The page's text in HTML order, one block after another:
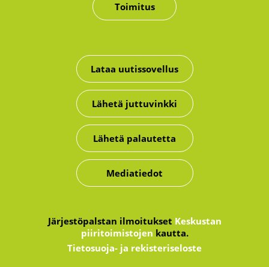
Toimitus
Lataa uutissovellus
Lähetä juttuvinkki
Lähetä palautetta
Mediatiedot
Järjestöpalstan ilmoitukset Keskustan
piiritoimistojen kautta.
Tietosuoja- ja rekisteriseloste